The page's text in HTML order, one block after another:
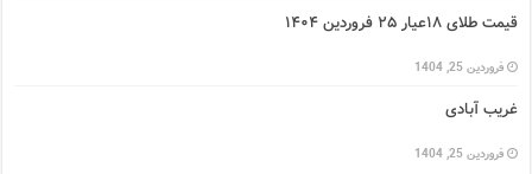
قیمت طلای ۱۸عیار ۲۵ فروردین ۱۴۰۴
فروردین 25, 1404
غریب آبادی
فروردین 25, 1404